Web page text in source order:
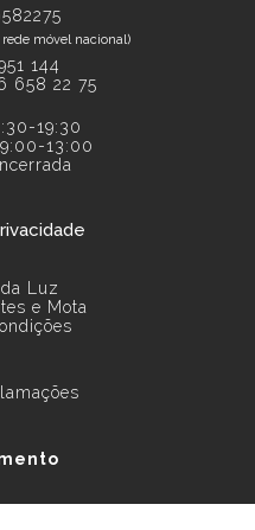
móvel nacional)
144
658 22 75
19:30
13:00
Luz
e Mota